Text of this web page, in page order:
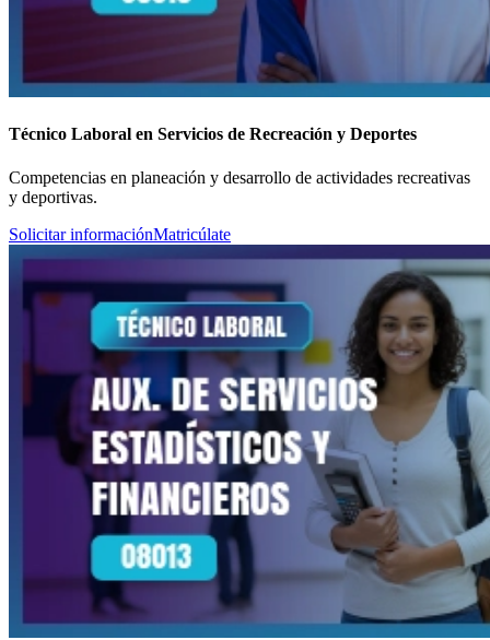
Técnico Laboral en Servicios de Recreación y Deportes
Competencias en planeación y desarrollo de actividades recreativas
y deportivas.
Solicitar informaciónMatricúlate